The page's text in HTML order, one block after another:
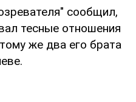
сообщил,
тесные отношения
же два его брата